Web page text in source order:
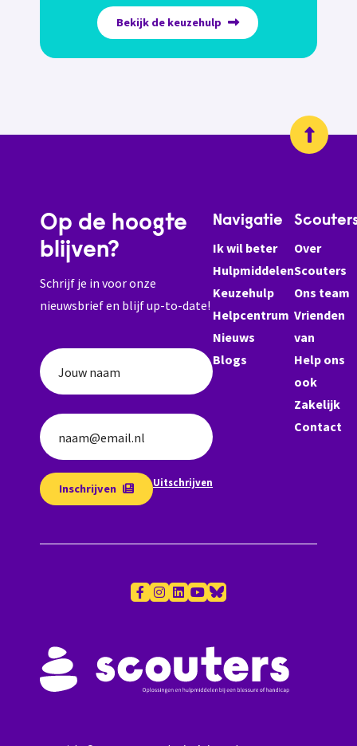
Bekijk de keuzehulp
Op de hoogte
blijven?
Schrijf je in voor onze
nieuwsbrief en blijf up-to-date!
Jouw naam
naam@email.nl
Inschrijven Uitschrijven
Navigatie
Ik wil beter
Hulpmiddelen
Keuzehulp
Helpcentrum
Nieuws
Blogs
Over
Scouters
Ons team
Vrienden
van
Help ons
ook
Zakelijk
Contact